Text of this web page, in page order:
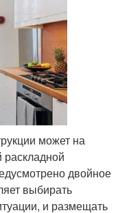
может на
двойное
выбирать
и размещать